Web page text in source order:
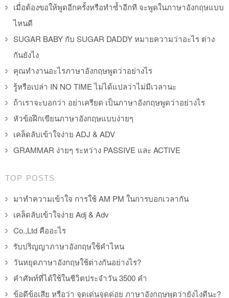
เมื่อต้องขอให้พูดอีกครั้งหรือทำซ้ำอีกที จะพูดในภาษาอังกฤษแบบ
ไหนดี
SUGAR BABY กับ SUGAR DADDY หมายความว่าอะไร ต่าง
กันยังไง
คุณทำงานอะไรภาษาอังกฤษพูดว่าอย่างไร
รู้หรือเปล่า IN NO TIME ไม่ได้แปลว่าไม่มีเวลานะ
ถ้าเราจะบอกว่า อย่าเครียด เป็นภาษาอังกฤษพูดว่าอย่างไร
หัวข้อฝึกเขียนภาษาอังกฤษแบบง่ายๆ
เคล็ดลับเข้าใจง่าย ADJ & ADV
GRAMMAR ง่ายๆ ระหว่าง PASSIVE และ ACTIVE
TOP POSTS
มาทำความเข้าใจ การใช้ AM PM ในการบอกเวลากัน
เคล็ดลับเข้าใจง่าย Adj & Adv
Co.,Ltd คืออะไร
รับปริญญาภาษาอังกฤษใช้คำไหน
วันหยุดภาษาอังกฤษใช้ต่างกันอย่างไร?
คำศัพท์ที่ได้ใช้ในชีวิตประจำวัน 3500 คำ
ข้อดีข้อเสีย หรือว่า จุดเด่นจุดด่อย ภาษาอังกฤษพูดว่ายังไงดีนะ?